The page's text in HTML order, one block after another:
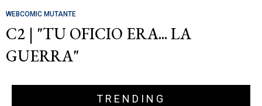
WEBCOMIC MUTANTE
C2 | "TU OFICIO ERA... LA
GUERRA"
TRENDING